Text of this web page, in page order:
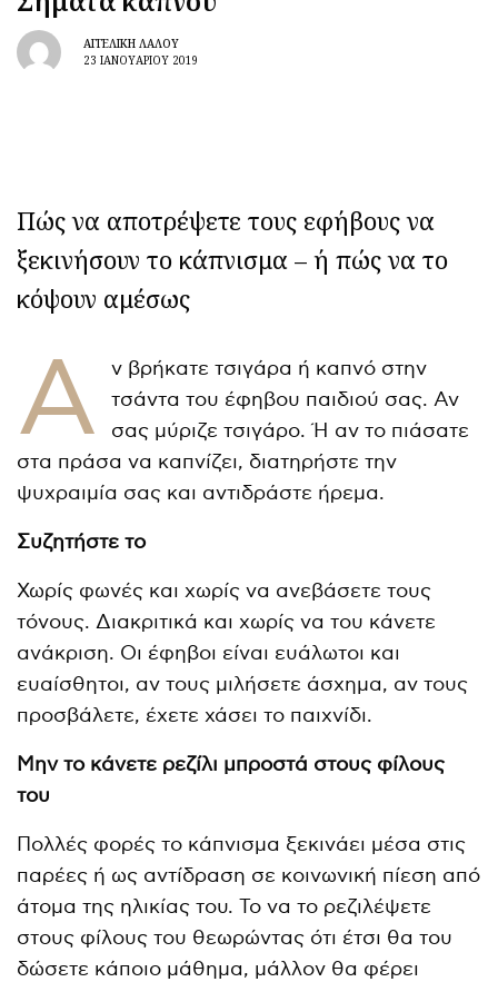
ΑΓΓΕΛΙΚΉ ΛΆΛΟΥ
23 ΙΑΝΟΥΑΡΊΟΥ 2019
Πώς να αποτρέψετε τους εφήβους να
ξεκινήσουν το κάπνισμα – ή πώς να το
κόψουν αμέσως
Α
ν βρήκατε τσιγάρα ή καπνό στην
τσάντα του έφηβου παιδιού σας. Αν
σας μύριζε τσιγάρο. Ή αν το πιάσατε
στα πράσα να καπνίζει, διατηρήστε την
ψυχραιμία σας και αντιδράστε ήρεμα.
Συζητήστε το
Χωρίς φωνές και χωρίς να ανεβάσετε τους
τόνους. Διακριτικά και χωρίς να του κάνετε
ανάκριση. Οι έφηβοι είναι ευάλωτοι και
ευαίσθητοι, αν τους μιλήσετε άσχημα, αν τους
προσβάλετε, έχετε χάσει το παιχνίδι.
Μην το κάνετε ρεζίλι μπροστά στους φίλους
του
Πολλές φορές το κάπνισμα ξεκινάει μέσα στις
παρέες ή ως αντίδραση σε κοινωνική πίεση από
άτομα της ηλικίας του. Το να το ρεζιλέψετε
στους φίλους του θεωρώντας ότι έτσι θα του
δώσετε κάποιο μάθημα, μάλλον θα φέρει